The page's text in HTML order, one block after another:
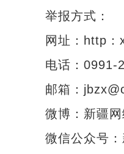
举报方式：
网址：http：
电话：0991-
邮箱：
微博：新疆网
微信公众号：